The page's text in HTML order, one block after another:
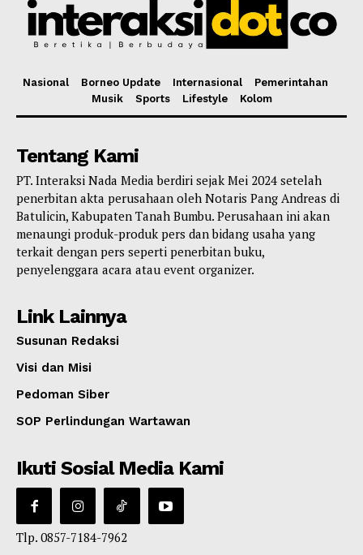
Nasional Borneo Update Internasional
Pemerintahan
Musik
Sports Lifestyle Kolom
Tentang Kami
PT. Interaksi Nada Media berdiri sejak Mei 2024 setelah
penerbitan akta perusahaan oleh Notaris Pang Andreas di
Batulicin, Kabupaten Tanah Bumbu. Perusahaan ini akan
menaungi produk-produk pers dan bidang usaha yang
terkait dengan pers seperti penerbitan buku,
penyelenggara acara atau event organizer.
Link Lainnya
Susunan Redaksi
Visi dan Misi
Pedoman Siber
SOP Perlindungan Wartawan
Ikuti Sosial Media Kami
Tlp. 0857-7184-7962